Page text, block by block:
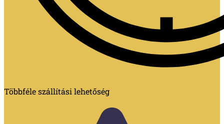
Többféle szállítási lehetőség